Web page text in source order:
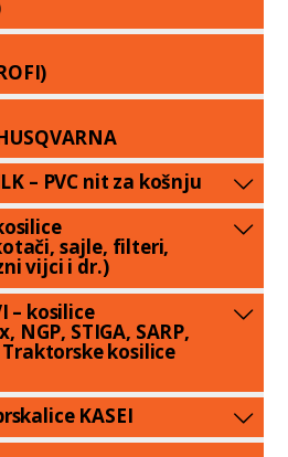
– PVC nit za košnju
sajle, filteri,
vijci i dr.)
– kosilice
NGP, STIGA, SARP,
kosilice
KASEI